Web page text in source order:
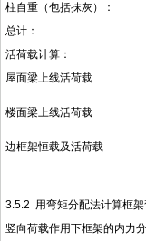
柱自重（包括抹
总计：
活荷载计算：
屋面梁上线活荷载
楼面梁上线活荷载
边框架恒载及活荷载
3.5.2 用弯矩分配法计算框架
竖向荷载作用下框架的内力